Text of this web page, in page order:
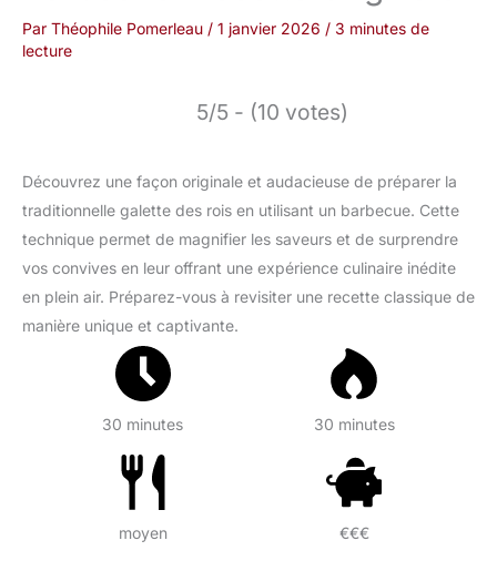
Par Théophile Pomerleau / 1 janvier 2026 / 3 minutes de
lecture
5/5 - (10 votes)
Découvrez une façon originale et audacieuse de préparer la
traditionnelle galette des rois en utilisant un barbecue. Cette
technique permet de magnifier les saveurs et de surprendre
vos convives en leur offrant une expérience culinaire inédite
en plein air. Préparez-vous à revisiter une recette classique de
manière unique et captivante.
30 minutes 30 minutes
moyen €€€